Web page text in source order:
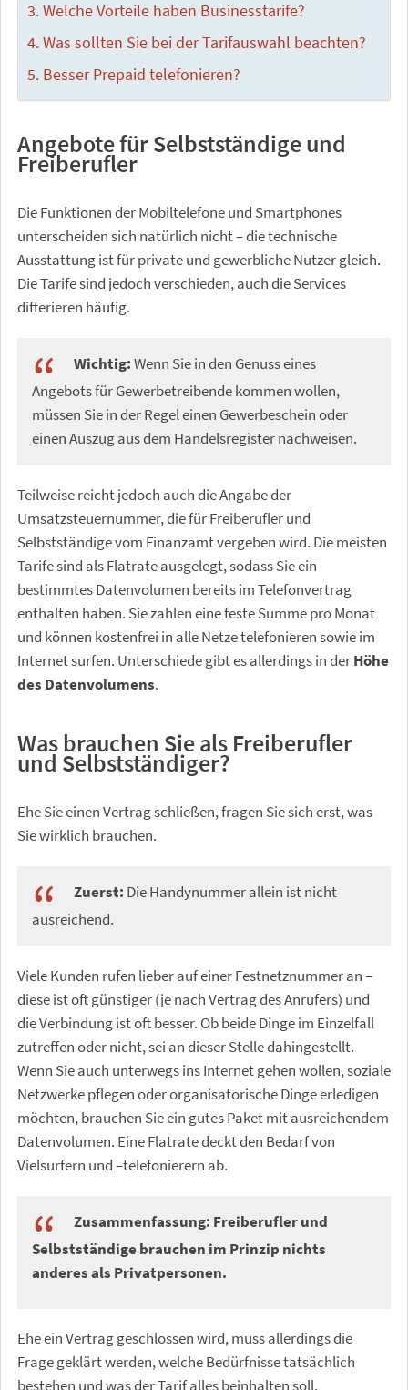
Welche Vorteile haben Businesstarife?
Was sollten Sie bei der Tarifauswahl beachten?
Besser Prepaid telefonieren?
Angebote für Selbstständige und
Freiberufler
Die Funktionen der Mobiltelefone und Smartphones
unterscheiden sich natürlich nicht – die technische
Ausstattung ist für private und gewerbliche Nutzer gleich.
Die Tarife sind jedoch verschieden, auch die Services
differieren häufig.
Wichtig:Wenn Sie in den Genuss eines
Angebots für Gewerbetreibende kommen wollen,
müssen Sie in der Regel einen Gewerbeschein oder
einen Auszug aus dem Handelsregister nachweisen.
Teilweise reicht jedoch auch die Angabe der
Umsatzsteuernummer, die für Freiberufler und
Selbstständige vom Finanzamt vergeben wird. Die meisten
Tarife sind als Flatrate ausgelegt, sodass Sie ein
bestimmtes Datenvolumen bereits im Telefonvertrag
enthalten haben. Sie zahlen eine feste Summe pro Monat
und können kostenfrei in alle Netze telefonieren sowie im
Internet surfen. Unterschiede gibt es allerdings in derHöhe
des Datenvolumens.
Was brauchen Sie als Freiberufler
und Selbstständiger?
Ehe Sie einen Vertrag schließen, fragen Sie sich erst, was
Sie wirklich brauchen.
Zuerst: Die Handynummer allein ist nicht
ausreichend.
Viele Kunden rufen lieber auf einer Festnetznummer an –
diese ist oft günstiger (je nach Vertrag des Anrufers) und
die Verbindung ist oft besser. Ob beide Dinge im Einzelfall
zutreffen oder nicht, sei an dieser Stelle dahingestellt.
Wenn Sie auch unterwegs ins Internet gehen wollen, soziale
Netzwerke pflegen oder organisatorische Dinge erledigen
möchten, brauchen Sie ein gutes Paket mit ausreichendem
Datenvolumen. Eine Flatrate deckt den Bedarf von
Vielsurfern und –telefonierern ab.
Zusammenfassung: Freiberufler und
Selbstständige brauchen im Prinzip nichts
anderes als Privatpersonen.
Ehe ein Vertrag geschlossen wird, muss allerdings die
Frage geklärt werden, welche Bedürfnisse tatsächlich
bestehen und was der Tarif alles beinhalten soll.